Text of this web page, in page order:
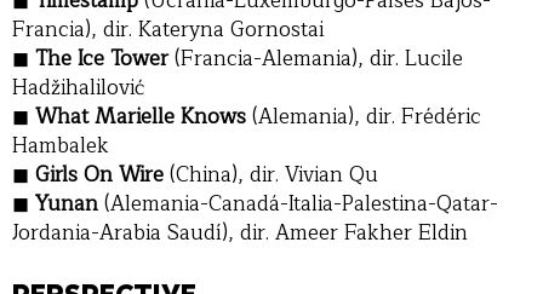
Francia), dir. Kateryna Gornostai
The Ice Tower(Francia-Alemania), dir. Lucile
Hadžihalilović
What Marielle Knows(Alemania), dir. Frédéric
Hambalek
Girls On Wire(China), dir. Vivian Qu
Yunan(Alemania-Canadá-Italia-Palestina-Qatar-
Jordania-Arabia Saudí), dir. Ameer Fakher Eldin